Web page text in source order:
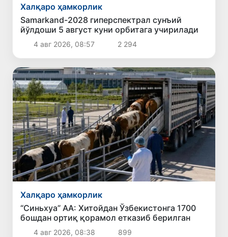
Халқаро ҳамкорлик
Samarkand-2028 гиперспектрал сунъий
йўлдоши 5 август куни орбитага учирилади
4 авг 2026, 08:57 2 294
Халқаро ҳамкорлик
“Синьхуа” АА: Хитойдан Ўзбекистонга 1700
бошдан ортиқ қорамол етказиб берилган
4 авг 2026, 08:38 899